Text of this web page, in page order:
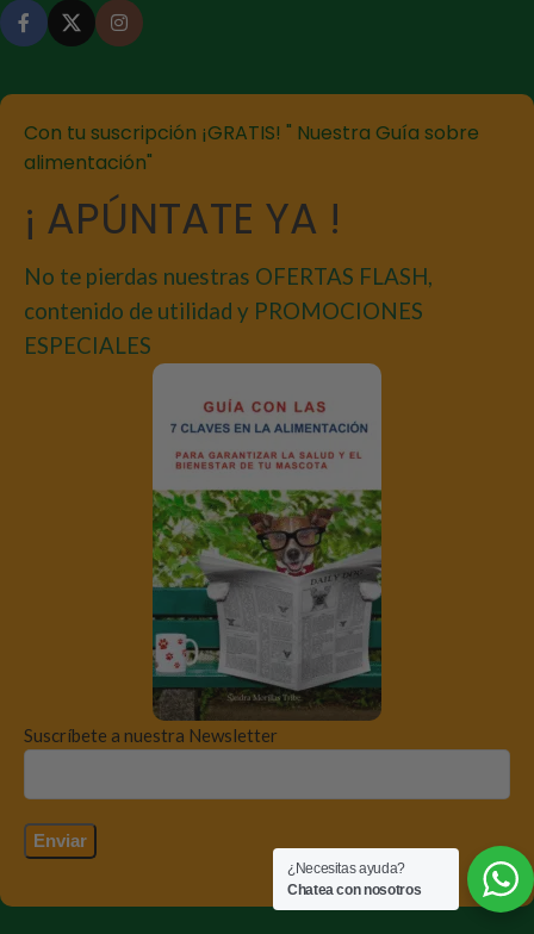
Con tu suscripción ¡GRATIS! " Nuestra Guía sobre
alimentación"
¡ APÚNTATE YA !
No te pierdas nuestras OFERTAS FLASH,
contenido de utilidad y PROMOCIONES
ESPECIALES
Suscríbete a nuestra Newsletter
¿Necesitas ayuda?
Chatea con nosotros